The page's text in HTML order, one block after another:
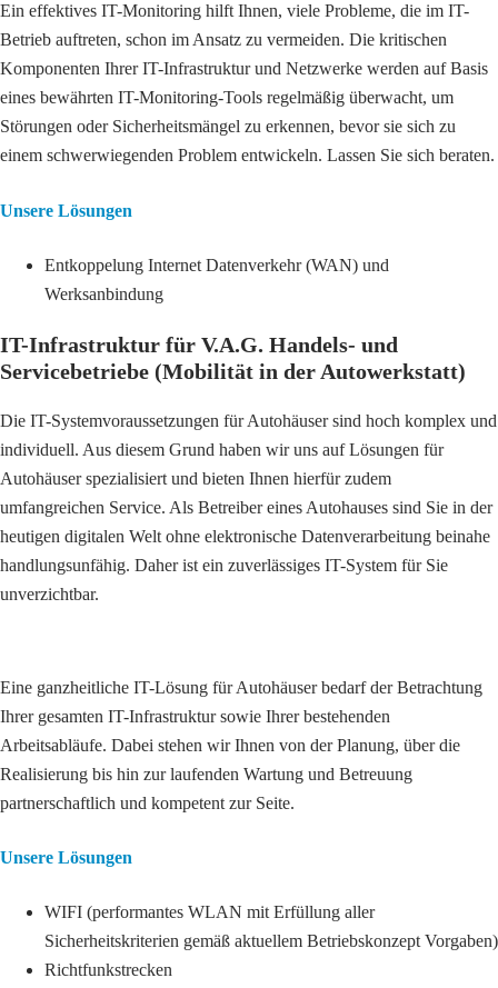
Ein effektives IT-Monitoring hilft Ihnen, viele Probleme, die im IT-
Betrieb auftreten, schon im Ansatz zu vermeiden. Die kritischen
Komponenten Ihrer IT-Infrastruktur und Netzwerke werden auf Basis
eines bewährten IT-Monitoring-Tools regelmäßig überwacht, um
Störungen oder Sicherheitsmängel zu erkennen, bevor sie sich zu
einem schwerwiegenden Problem entwickeln. Lassen Sie sich beraten.
Unsere Lösungen
Entkoppelung Internet Datenverkehr (WAN) und
Werksanbindung
IT-Infrastruktur für V.A.G. Handels- und
Servicebetriebe (Mobilität in der Autowerkstatt)
Die IT-Systemvoraussetzungen für Autohäuser sind hoch komplex und
individuell. Aus diesem Grund haben wir uns auf Lösungen für
Autohäuser spezialisiert und bieten Ihnen hierfür zudem
umfangreichen Service. Als Betreiber eines Autohauses sind Sie in der
heutigen digitalen Welt ohne elektronische Datenverarbeitung beinahe
handlungsunfähig. Daher ist ein zuverlässiges IT-System für Sie
unverzichtbar.
Eine ganzheitliche IT-Lösung für Autohäuser bedarf der Betrachtung
Ihrer gesamten IT-Infrastruktur sowie Ihrer bestehenden
Arbeitsabläufe. Dabei stehen wir Ihnen von der Planung, über die
Realisierung bis hin zur laufenden Wartung und Betreuung
partnerschaftlich und kompetent zur Seite.
Unsere Lösungen
WIFI (performantes WLAN mit Erfüllung aller
Sicherheitskriterien gemäß aktuellem Betriebskonzept Vorgaben)
Richtfunkstrecken